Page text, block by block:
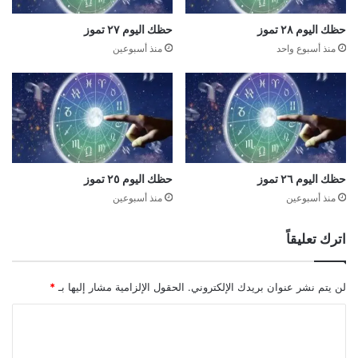
حظك اليوم ٢٨ تموز
منذ أسبوع واحد
حظك اليوم ٢٧ تموز
منذ أسبوعين
حظك اليوم ٢٦ تموز
منذ أسبوعين
حظك اليوم ٢٥ تموز
منذ أسبوعين
اترك تعليقاً
لن يتم نشر عنوان بريدك الإلكتروني. الحقول الإلزامية مشار إليها بـ *